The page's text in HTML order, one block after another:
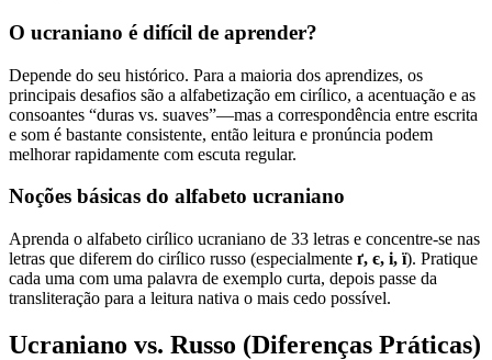
O ucraniano é difícil de aprender?
Depende do seu histórico. Para a maioria dos aprendizes, os
principais desafios são a alfabetização em cirílico, a acentuação e as
consoantes “duras vs. suaves”—mas a correspondência entre escrita
e som é bastante consistente, então leitura e pronúncia podem
melhorar rapidamente com escuta regular.
Noções básicas do alfabeto ucraniano
Aprenda o alfabeto cirílico ucraniano de 33 letras e concentre-se nas
letras que diferem do cirílico russo (especialmente ґ, є, і, ї). Pratique
cada uma com uma palavra de exemplo curta, depois passe da
transliteração para a leitura nativa o mais cedo possível.
Ucraniano vs. Russo (Diferenças Práticas)